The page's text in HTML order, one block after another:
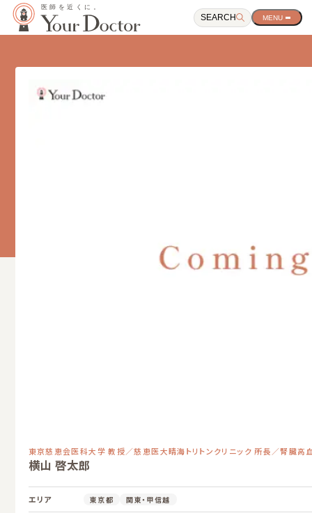
SEARCH
サ
イ
東京慈恵会医科大学 教授／慈恵医大晴海トリトンクリニック 所長／腎臓高
横山 啓太郎
エリア 東京都 関東・甲信越